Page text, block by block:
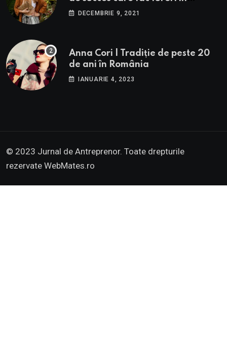
străinătate.
DECEMBRIE 9, 2021
Anna Cori | Tradiție de peste 20
de ani în România
IANUARIE 4, 2023
© 2023 Jurnal de Antreprenor. Toate drepturile
rezervate WebMates.ro